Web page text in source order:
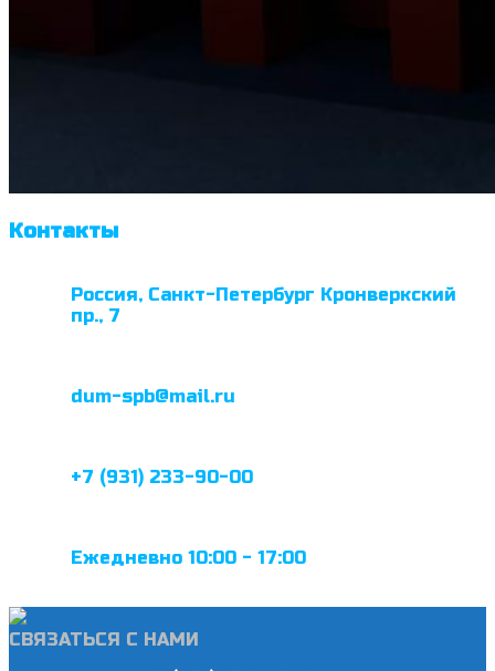
Контакты
Россия, Санкт-Петербург Кронверкский
пр., 7
dum-spb@mail.ru
+7 (931) 233-90-00
Ежедневно 10:00 - 17:00
СВЯЗАТЬСЯ С НАМИ